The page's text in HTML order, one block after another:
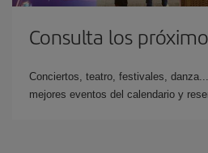
Consulta los
Conciertos, teatro, festivales,
mejores eventos del calendario y